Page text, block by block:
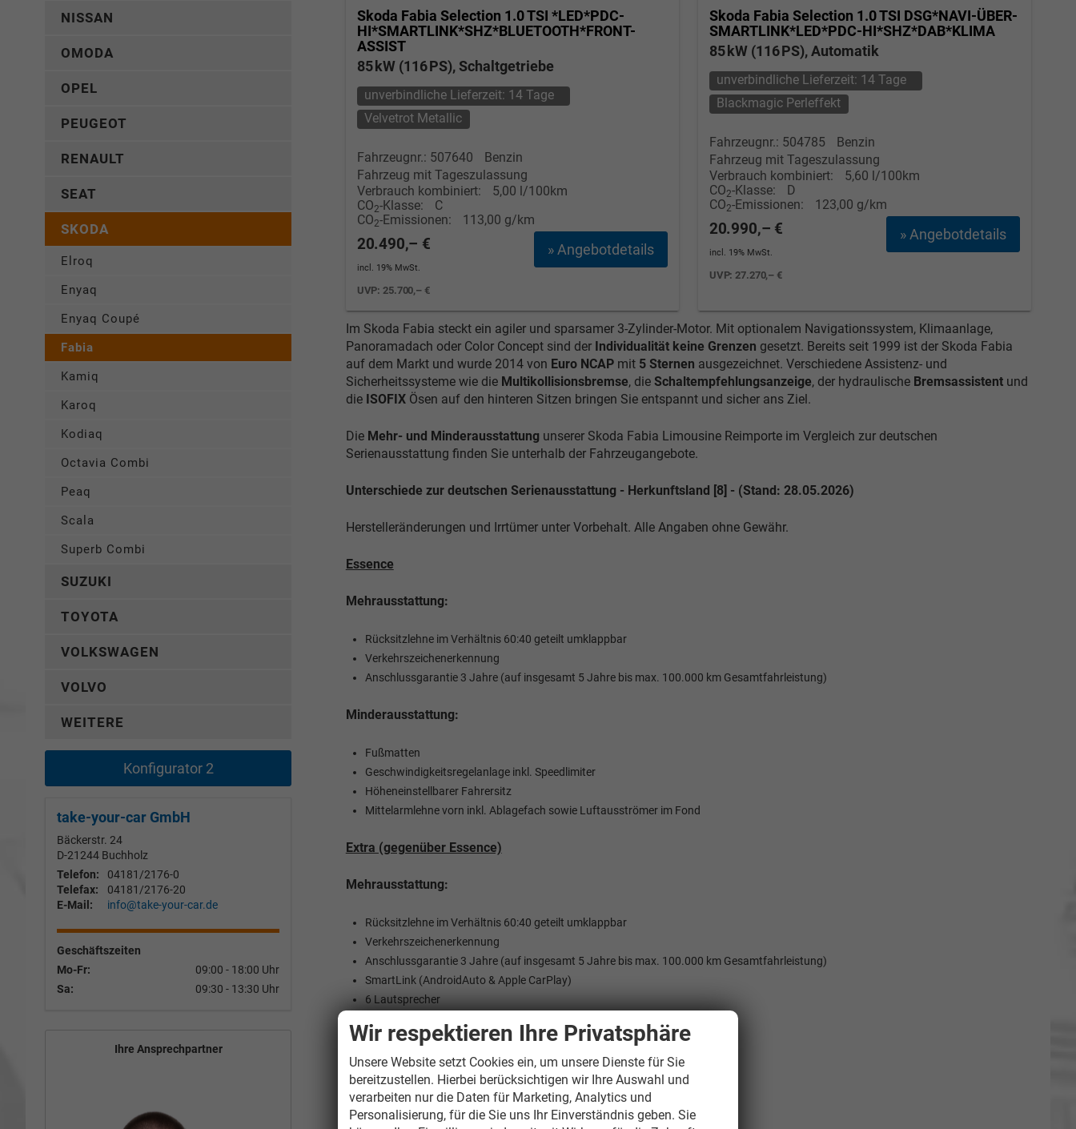
Skoda Fabia Selection 1.0 TSI *LED*PDC-
HI*SMARTLINK*SHZ*BLUETOOTH*FRONT-
ASSIST
85 kW (116 PS), Schaltgetriebe
unverbindliche Lieferzeit: 14 Tage
Velvetrot Metallic
Fahrzeugnr.: 507640
Benzin
Fahrzeug mit Tageszulassung
Verbrauch kombiniert:
5,00 l/100km
CO2-Klasse:
C
CO2-Emissionen: 113,00 g/km
» Angebotdetails
20.490,– €
incl. 19% MwSt.
UVP:25.700,– €
Skoda Fabia Selection 1.0 TSI DSG*NAVI-ÜBER-
SMARTLINK*LED*PDC-HI*SHZ*DAB*KLIMA
85 kW (116 PS), Automatik
unverbindliche Lieferzeit: 14 Tage
Blackmagic Perleffekt
Fahrzeugnr.: 504785
Benzin
Fahrzeug mit Tageszulassung
Verbrauch kombiniert:
5,60 l/100km
CO2-Klasse:
D
CO2-Emissionen: 123,00 g/km
» Angebotdetails
20.990,– €
incl. 19% MwSt.
UVP:27.270,– €
Im Skoda Fabia steckt ein agiler und sparsamer 3-Zylinder-Motor. Mit optionalem Navigationssystem, Klimaanlage,
Panoramadach oder Color Concept sind derIndividualität keine Grenzen gesetzt. Bereits seit 1999 ist der Skoda Fabia
auf dem Markt und wurde 2014 von Euro NCAPmit 5 Sternen ausgezeichnet. Verschiedene Assistenz- und
Sicherheitssysteme wie die Multikollisionsbremse, die Schaltempfehlungsanzeige, der hydraulische Bremsassistentund
die ISOFIXÖsen auf den hinteren Sitzen bringen Sie entspannt und sicher ans Ziel.
DieMehr- und Minderausstattung unserer Skoda Fabia Limousine Reimporte im Vergleich zur deutschen
Serienausstattung finden Sie unterhalb der Fahrzeugangebote.
Unterschiede zur deutschen Serienausstattung - Herkunftsland [8] - (Stand: 28.05.2026)
Herstelleränderungen und Irrtümer unter Vorbehalt. Alle Angaben ohne Gewähr.
Essence
Mehrausstattung:
Rücksitzlehne im Verhältnis 60:40 geteilt umklappbar
Verkehrszeichenerkennung
Anschlussgarantie 3 Jahre (auf insgesamt 5 Jahre bis max. 100.000 km Gesamtfahrleistung)
Minderausstattung:
Fußmatten
Geschwindigkeitsregelanlage inkl. Speedlimiter
Höheneinstellbarer Fahrersitz
Mittelarmlehne vorn inkl. Ablagefach sowie Luftausströmer im Fond
Extra (gegenüber Essence)
Mehrausstattung:
Rücksitzlehne im Verhältnis 60:40 geteilt umklappbar
Verkehrszeichenerkennung
Anschlussgarantie 3 Jahre (auf insgesamt 5 Jahre bis max. 100.000 km Gesamtfahrleistung)
SmartLink (AndroidAuto & Apple CarPlay)
6 Lautsprecher
Minderausstattung:
Geschwindigkeitsregelanlage inkl. Speedlimiter
Selection
NISSAN
OMODA
OPEL
PEUGEOT
RENAULT
SEAT
SKODA
Elroq
Enyaq
Enyaq Coupé
Fabia
Kamiq
Karoq
Kodiaq
Octavia Combi
Peaq
Scala
Superb Combi
SUZUKI
TOYOTA
VOLKSWAGEN
VOLVO
WEITERE
Konfigurator 2
take-your-car GmbH
Bäckerstr. 24
D-21244 Buchholz
Telefon:
04181/2176-0
Telefax:
04181/2176-20
E-Mail:
info@take-your-car.de
Geschäftszeiten
Mo-Fr:
09:00 - 18:00 Uhr
Sa:
09:30 - 13:30 Uhr
Ihre Ansprechpartner
Wir respektieren Ihre Privatsphäre
Unsere Website setzt Cookies ein, um unsere Dienste für Sie
bereitzustellen. Hierbei berücksichtigen wir Ihre Auswahl und
verarbeiten nur die Daten für Marketing, Analytics und
Personalisierung, für die Sie uns Ihr Einverständnis geben. Sie